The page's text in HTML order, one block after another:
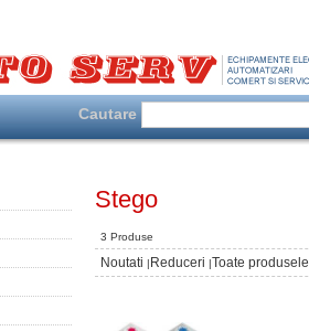
Cautare
Stego
3 Produse
Noutati | Reduceri |Toate produsele